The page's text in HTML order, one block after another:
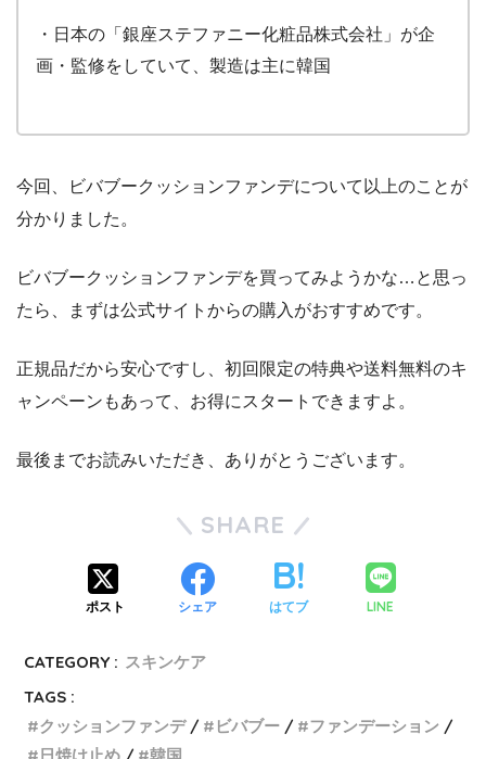
・日本の「銀座ステファニー化粧品株式会社」が企
画・監修をしていて、製造は主に韓国
今回、ビバブークッションファンデについて以上のことが
分かりました。
ビバブークッションファンデを買ってみようかな…と思っ
たら、まずは公式サイトからの購入がおすすめです。
正規品だから安心ですし、初回限定の特典や送料無料のキ
ャンペーンもあって、お得にスタートできますよ。
最後までお読みいただき、ありがとうございます。
SHARE
ポスト シェア はてブ LINE
CATEGORY : スキンケア
TAGS :
クッションファンデ
ビバブー
ファンデーション